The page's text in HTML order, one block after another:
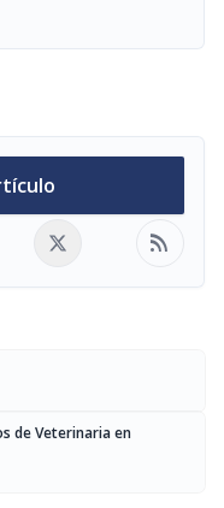
rss_feed
de Veterinaria en